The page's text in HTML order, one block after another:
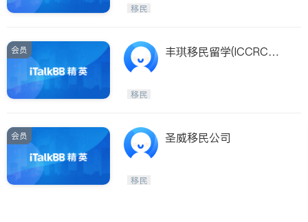
移民
会员
丰琪移民留学(ICCRC持
移民
会员 圣威移民公司
移民